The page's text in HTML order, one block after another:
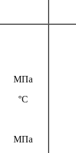
МПа
°С
МПа